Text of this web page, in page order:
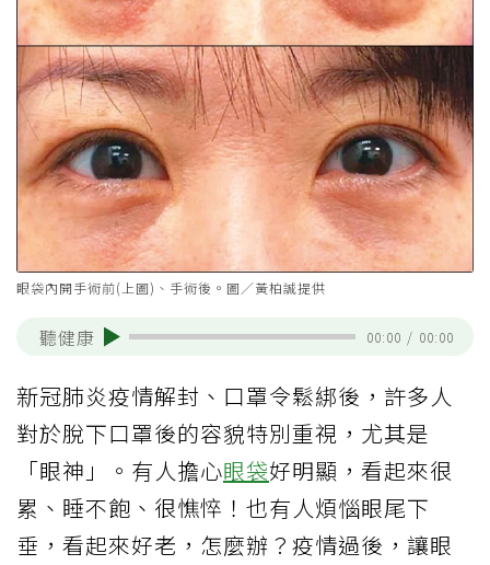
眼袋內開手術前(上圖)、手術後。圖／黃柏誠提供
聽健康 00:00 / 00:00
新冠肺炎疫情解封、口罩令鬆綁後，許多人
對於脫下口罩後的容貌特別重視，尤其是
「眼神」。有人擔心眼袋好明顯，看起來很
累、睡不飽、很憔悴！也有人煩惱眼尾下
垂，看起來好老，怎麼辦？疫情過後，讓眼